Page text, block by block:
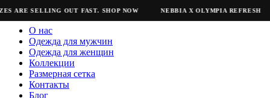
ARE SELLING OUT FAST. SHOP NOW NEBBIA X OLYMPIA REFRESH
О нас
Одежда для мужчин
Одежда для женщин
Коллекции
Размерная сетка
Контакты
Блог